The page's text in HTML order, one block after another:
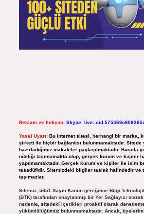
Reklam ve İletişim: Skype:
Yasal Uyarı: Bu internet sitesi, herhangi bir marka,
şirketi ile hiçbir bağlantısı bulunmamaktadır. Sitede
hazırladığımız makaleler paylaşılmaktadır. Burada
niteliği taşımamakta olup, gerçek kurum ve kişiler
yapılmamaktadır. Gerçek kurum ve kişiler ile isim
tesadüfidir. Sitemizdeki bilgiler taslak halindedir ve
taşımazlar.
Sitemiz, 5651 Sayılı Kanun gereğince Bilgi
(BTK) tarafından onaylanmış bir Yer Sağlayıcı
nedenle, sitedeki içerikleri proaktif olarak
yükümlülüğümüz bulunmamaktadır. Ancak,